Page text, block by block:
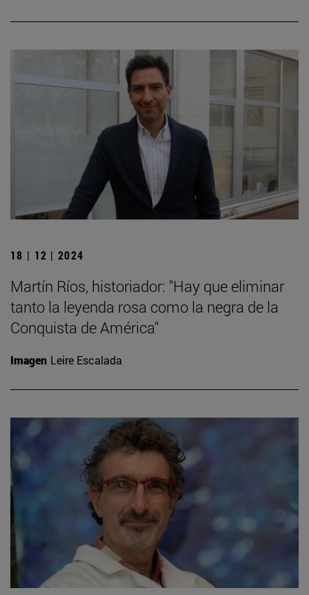
18 | 12 | 2024
Martín Ríos, historiador: "Hay que eliminar
tanto la leyenda rosa como la negra de la
Conquista de América"
Imagen Leire Escalada